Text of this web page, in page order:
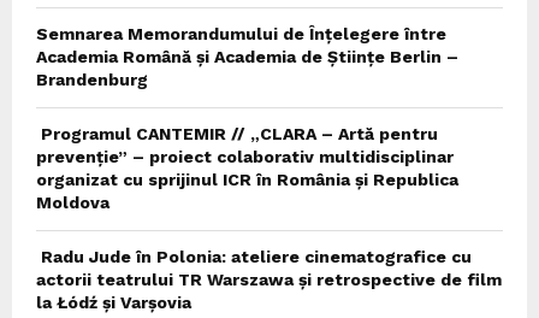
Semnarea Memorandumului de Înțelegere între
Academia Română și Academia de Științe Berlin –
Brandenburg
Programul CANTEMIR // „CLARA – Artă pentru
prevenție” – proiect colaborativ multidisciplinar
organizat cu sprijinul ICR în România și Republica
Moldova
Radu Jude în Polonia: ateliere cinematografice cu
actorii teatrului TR Warszawa și retrospective de film
la Łódź și Varșovia